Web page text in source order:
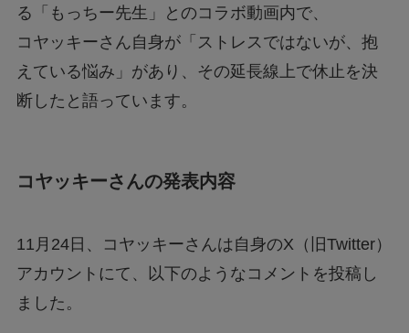
Switch2のスペックは？PS5・PS4とも徹底比
較
Nintendo Switch 2は何が変わる？前モデルと
【フジテレビ】第三者委員会報告書のタレント
選はどこから応募できる？
る「もっちー先生」とのコラボ動画内で、
コヤッキーさん自身が「ストレスではないが、抱
えている悩み」があり、その延長線上で休止を決
断したと語っています。
コヤッキーさんの発表内容
11月24日、コヤッキーさんは自身のX（旧Twitter）
アカウントにて、以下のようなコメントを投稿し
ました。